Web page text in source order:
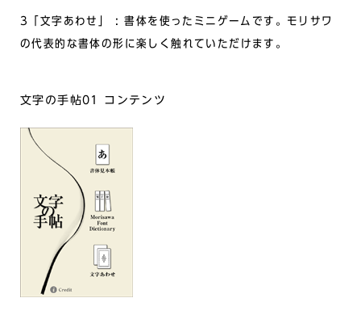
3「文字あわせ」 : 書体を使ったミニゲームです。モリサワ
の代表的な書体の形に楽しく触れていただけます。
文字の手帖01 コンテンツ